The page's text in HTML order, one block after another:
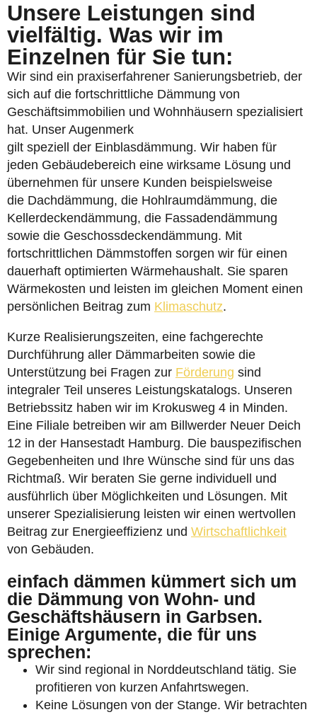
Unsere Leistungen sind
vielfältig. Was wir im
Einzelnen für Sie tun:
Wir sind ein praxiserfahrener Sanierungsbetrieb, der
sich auf die fortschrittliche Dämmung von
Geschäftsimmobilien und Wohnhäusern spezialisiert
hat. Unser Augenmerk
gilt speziell der Einblasdämmung. Wir haben für
jeden Gebäudebereich eine wirksame Lösung und
übernehmen für unsere Kunden beispielsweise
die Dachdämmung, die Hohlraumdämmung, die
Kellerdeckendämmung, die Fassadendämmung
sowie die Geschossdeckendämmung. Mit
fortschrittlichen Dämmstoffen sorgen wir für einen
dauerhaft optimierten Wärmehaushalt. Sie sparen
Wärmekosten und leisten im gleichen Moment einen
persönlichen Beitrag zum Klimaschutz.
Kurze Realisierungszeiten, eine fachgerechte
Durchführung aller Dämmarbeiten sowie die
Unterstützung bei Fragen zur Förderung sind
integraler Teil unseres Leistungskatalogs. Unseren
Betriebssitz haben wir im Krokusweg 4 in Minden.
Eine Filiale betreiben wir am Billwerder Neuer Deich
12 in der Hansestadt Hamburg. Die bauspezifischen
Gegebenheiten und Ihre Wünsche sind für uns das
Richtmaß. Wir beraten Sie gerne individuell und
ausführlich über Möglichkeiten und Lösungen. Mit
unserer Spezialisierung leisten wir einen wertvollen
Beitrag zur Energieeffizienz und Wirtschaftlichkeit
von Gebäuden.
einfach dämmen kümmert sich um
die Dämmung von Wohn- und
Geschäftshäusern in Garbsen.
Einige Argumente, die für uns
sprechen:
Wir sind regional in Norddeutschland tätig. Sie
profitieren von kurzen Anfahrtswegen.
Keine Lösungen von der Stange. Wir betrachten